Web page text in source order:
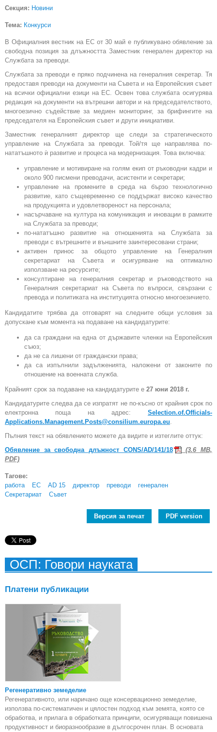
Секция: Новини
Тема: Конкурси
В Официалния вестник на ЕС от 30 май е публикувано обявление за
свободна позиция за длъжността Заместник генерален директор на
Службата за преводи.
Службата за преводи е пряко подчинена на генералния секретар. Тя
предоставя преводи на документи на Съвета и на Европейския съвет
на всички официални езици на ЕС. Освен това службата осигурява
редакция на документи на вътрешни автори и на председателството,
многоезично съдействие за медиен мониторинг, за брифингите на
председателя на Европейския съвет и други инициативи.
Заместник генералният директор ще следи за стратегическото
управление на Службата за преводи. Той/тя ще направлява по-
нататъшното ѝ развитие и процеса на модернизация. Това включва:
управление и мотивиране на голям екип от ръководни кадри и
около 900 писмени преводачи, асистенти и секретари;
управление на промените в среда на бързо технологично
развитие, като същевременно се поддържат високо качество
на продукцията и удовлетвореност на персонала;
насърчаване на култура на комуникация и иновации в рамките
на Службата за преводи;
по-нататъшно развитие на отношенията на Службата за
преводи с вътрешните и външните заинтересовани страни;
активен принос за общото управление на Генералния
секретариат на Съвета и осигуряване на оптимално
използване на ресурсите;
консултиране на генералния секретар и ръководството на
Генералния секретариат на Съвета по въпроси, свързани с
превода и политиката на институцията относно многоезичието.
Кандидатите трябва да отговарят на следните общи условия за
допускане към момента на подаване на кандидатурите:
да са граждани на една от държавите членки на Европейския
съюз;
да не са лишени от граждански права;
да са изпълнили задълженията, наложени от законите по
отношение на военната служба.
Крайният срок за подаване на кандидатурите е 27 юни 2018 г.
Кандидатурите следва да се изпратят не по-късно от крайния срок по
електронна поща на адрес: Selection.of.Officials-
Applications.Management.Posts@consilium.europa.eu.
Пълния текст на обявлението можете да видите и изтеглите оттук:
Обявление за свободна длъжност CONS/AD/141/18
(3.6 MB,
PDF)
Тагове:
работа
ЕС AD 15 директор преводи
генерален
Секретариат
Съвет
Версия за печат PDF version
ОСП: Говори науката
Платени публикации
Регенеративно земеделие
Регенеративното, или наричано още консервационно земеделие,
използва по-систематичен и цялостен подход към земята, която се
обработва, и прилага в обработката принципи, осигуряващи повишена
продуктивност и биоразнообразие в дългосрочен план. В основата